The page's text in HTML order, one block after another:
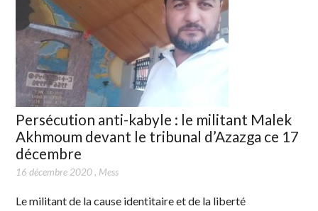
Persécution anti-kabyle : le militant Malek
Akhmoum devant le tribunal d’Azazga ce 17
décembre
16 décembre 2020, Mess
Le militant de la cause identitaire et de la liberté